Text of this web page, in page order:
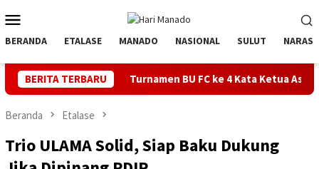
ke
kontenMobile
BERANDA ETALASE MANADO NASIONAL SULUT NARASI
BERITA TERBARUTurnamen BU FC ke 4 Kata Ketua Askot Manado
Beranda Etalase
Trio ULAMA Solid, Siap Baku Dukung